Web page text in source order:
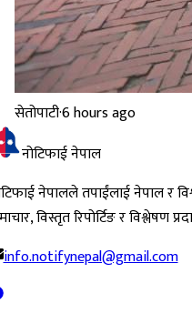
सेतोपाटी·6 hours ago
नोटिफाई नेपाल
नेपालले तपाईंलाई नेपाल र
विस्तृत रिपोर्टिङ र विश्लेषण
info.notifynepal@gmail.com